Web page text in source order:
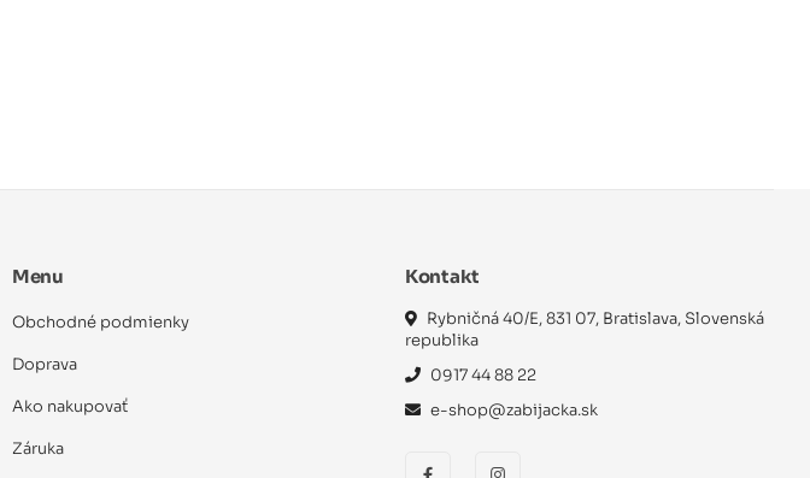
Menu
Obchodné podmienky
Doprava
Ako nakupovať
Záruka
Kontakt
Rybničná 40/E, 831 07, Bratislava, Slovenská
republika
0917 44 88 22
e-shop@zabijacka.sk